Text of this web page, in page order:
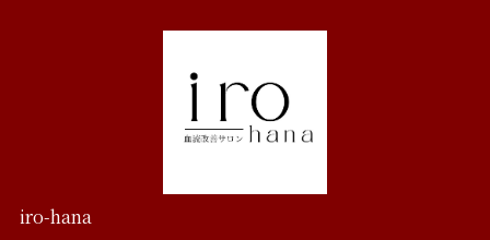
iro-hana